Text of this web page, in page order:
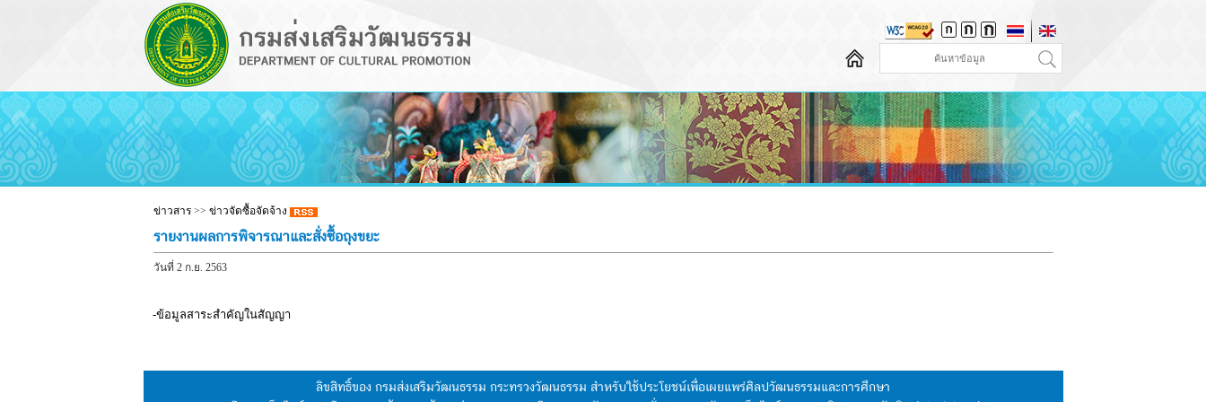
ข่าวสาร >> ข่าวจัดซื้อจัดจ้าง
รายงานผลการพิจารณาและสั่งซื้อถุงขยะ
วันที่ 2 ก.ย. 2563
-ข้อมูลสาระสำคัญในสัญญา
ลิขสิทธิ์ของ กรมส่งเสริมวัฒนธรรม กระทรวงวัฒนธรรม สำหรับใช้ประโยชน์เพื่อเผยแพร่ศิลปวัฒนธรรมและการศึกษา